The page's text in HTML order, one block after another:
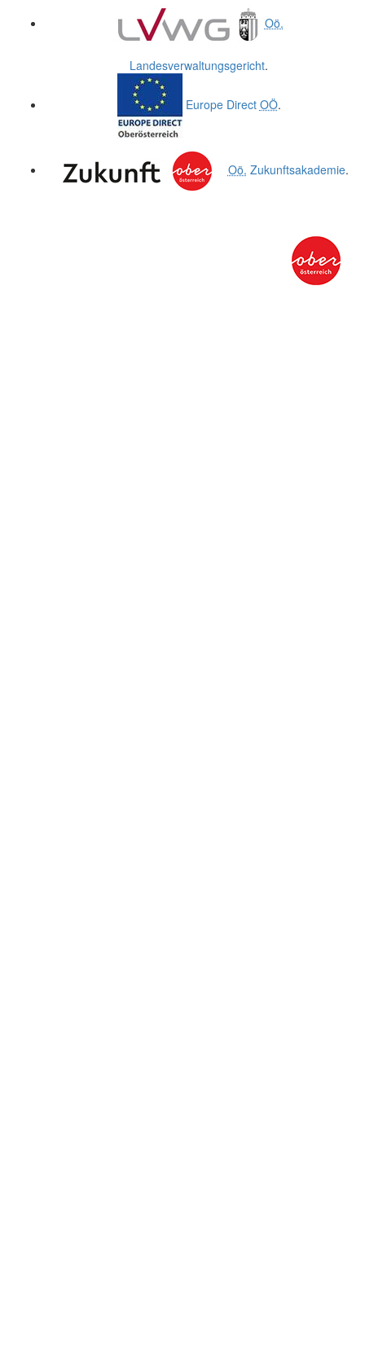
Oö.
Landesverwaltungsgericht.
Europe Direct OÖ.
Oö. Zukunftsakademie.